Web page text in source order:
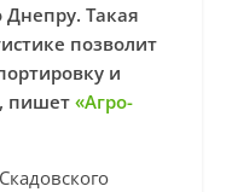
Такая
позволит
и
пишет«Агро-